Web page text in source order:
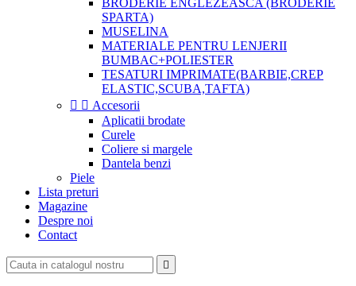
BRODERIE ENGLEZEASCA (BRODERIE
SPARTA)
MUSELINA
MATERIALE PENTRU LENJERII
BUMBAC+POLIESTER
TESATURI IMPRIMATE(BARBIE,CREP
ELASTIC,SCUBA,TAFTA)
  Accesorii
Aplicatii brodate
Curele
Coliere si margele
Dantela benzi
Piele
Lista preturi
Magazine
Despre noi
Contact
